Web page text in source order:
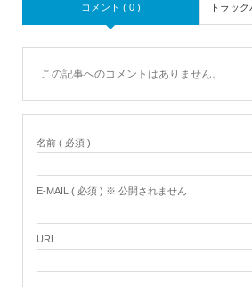
コメント ( 0 ) トラッ
この記事へのコメントはありません。
名前 ( 必須 )
E-MAIL ( 必須 ) ※ 公開されません
URL